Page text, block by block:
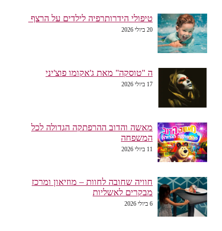
טיפולי הידרותרפיה לילדים על הרצף
20 ביולי 2026
ה "טוסקה" מאת ג'אקומו פוצ'יני
17 ביולי 2026
מאשה והדוב ההרפתקה הגדולה לכל
המשפחה
11 ביולי 2026
חוויה שחובה לחוות – מוזיאון ומרכז
מבקרים לאשליות
6 ביולי 2026